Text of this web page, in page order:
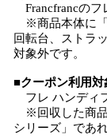
Francfrancのフ
※商品本体に「
回転台、ストラ
対象外です。
■クーポン利用対
フレ ハンディ
※回収した商品
シリーズ」であ